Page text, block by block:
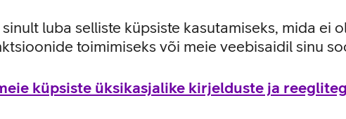
sinult luba selliste küpsiste kasutamiseks, mida ei
toimimiseks või meie veebisaidil sinu
küpsiste üksikasjalike kirjelduste ja
tagab stabiilse ja viivituseta kasutuskogemuse.
valida täpsust kolmes ulatuses: 800, 1000, 1600 dpi.
CW100 omaduste ja kasutusviisidega tootja kodulehel